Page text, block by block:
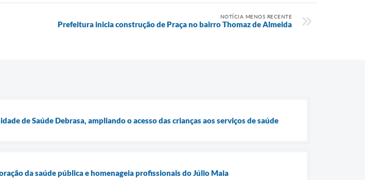
NOTÍCIA MENOS RECENTE
Prefeitura inicia construção de Praça no bairro Thomaz de Almeida
de Saúde Debrasa, ampliando o acesso das crianças aos serviços de saúde
da saúde pública e homenageia profissionais do Júlio Maia